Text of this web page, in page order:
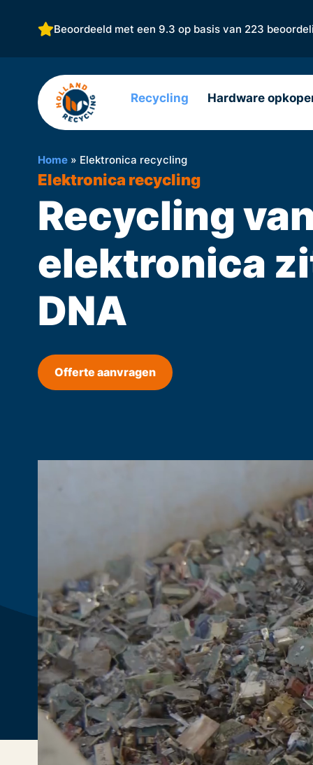
Beoordeeld met een 9.3 op basis van 223
Recycling Hardware
Home» Elektronica recycling
Elektronica recycling
Recycling
elektronica
DNA
Offerte aanvragen